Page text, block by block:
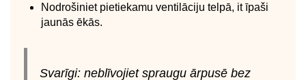
Nodrošiniet pietiekamu ventilāciju telpā, it īpaši
jaunās ēkās.
Svarīgi: neblīvojiet spraugu ārpusē bez